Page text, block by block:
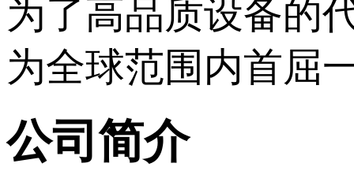
为了高品质设备的
为全球范围内首屈
公司简介